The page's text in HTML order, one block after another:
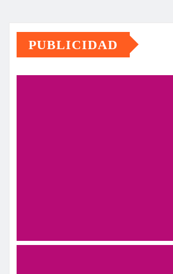
PUBLICIDAD